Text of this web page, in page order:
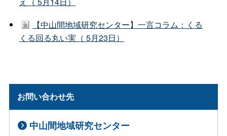
【中山間地域研究センター】一言コラム：くる
くる回る丸い実（ 5月23日）
お問い合わせ先
中山間地域研究センター